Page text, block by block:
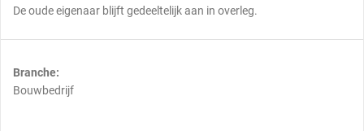
De oude eigenaar blijft gedeeltelijk aan in overleg.
Branche:
Bouwbedrijf